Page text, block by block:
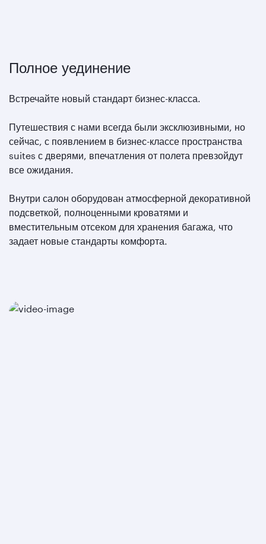
Полное уединение
Встречайте новый стандарт бизнес-класса.
Путешествия с нами всегда были эксклюзивными, но
сейчас, с появлением в бизнес-классе пространства
suites с дверями, впечатления от полета превзойдут
все ожидания.
Внутри салон оборудован атмосферной декоративной
подсветкой, полноценными кроватями и
вместительным отсеком для хранения багажа, что
задает новые стандарты комфорта.